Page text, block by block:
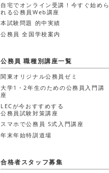
自宅でオンライン受講！今すぐ始めら
れる公務員Web講座
本試験問題 的中実績
公務員 全国学校案内
公務員 職種別講座一覧
関東オリジナル公務員ゼミ
大学1・2年生のための公務員入門講
座
LECが今おすすめする
公務員試験対策講座
スマホで公務員 S式入門講座
年末年始特訓道場
合格者スタッフ募集